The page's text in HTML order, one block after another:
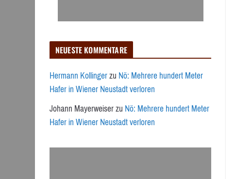
NEUESTE KOMMENTARE
Hermann KollingerzuNö: Mehrere hundert Meter
Hafer in Wiener Neustadt verloren
Johann MayerweiserzuNö: Mehrere hundert Meter
Hafer in Wiener Neustadt verloren